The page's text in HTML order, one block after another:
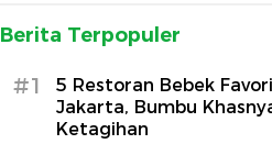
Berita Terpopuler
#1
5 Restoran Bebek
Jakarta, Bumbu
Ketagihan